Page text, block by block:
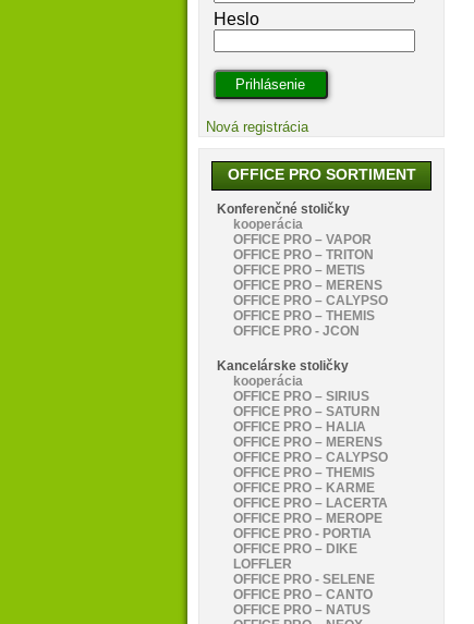
Heslo
Nová registrácia
OFFICE PRO SORTIMENT
Konferenčné stoličky
kooperácia
OFFICE PRO – VAPOR
OFFICE PRO – TRITON
OFFICE PRO – METIS
OFFICE PRO – MERENS
OFFICE PRO – CALYPSO
OFFICE PRO – THEMIS
OFFICE PRO - JCON
Kancelárske stoličky
kooperácia
OFFICE PRO – SIRIUS
OFFICE PRO – SATURN
OFFICE PRO – HALIA
OFFICE PRO – MERENS
OFFICE PRO – CALYPSO
OFFICE PRO – THEMIS
OFFICE PRO – KARME
OFFICE PRO – LACERTA
OFFICE PRO – MEROPE
OFFICE PRO - PORTIA
OFFICE PRO – DIKE
LOFFLER
OFFICE PRO - SELENE
OFFICE PRO – CANTO
OFFICE PRO – NATUS